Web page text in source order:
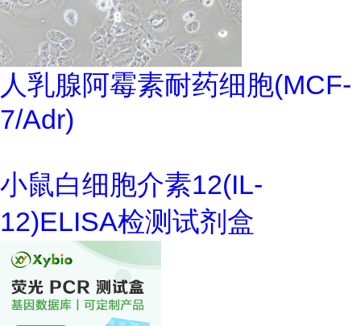
人乳腺阿霉素耐药细胞(MCF-
7/Adr)
小鼠白细胞介素12(IL-
12)ELISA检测试剂盒